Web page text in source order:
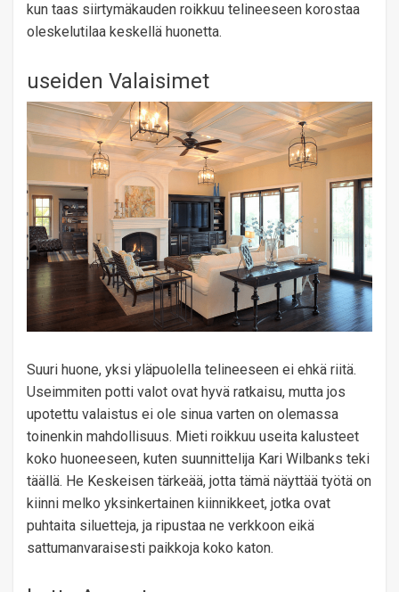
kun taas siirtymäkauden roikkuu telineeseen korostaa
oleskelutilaa keskellä huonetta.
useiden Valaisimet
Suuri huone, yksi yläpuolella telineeseen ei ehkä riitä.
Useimmiten potti valot ovat hyvä ratkaisu, mutta jos
upotettu valaistus ei ole sinua varten on olemassa
toinenkin mahdollisuus. Mieti roikkuu useita kalusteet
koko huoneeseen, kuten suunnittelija Kari Wilbanks teki
täällä. He Keskeisen tärkeää, jotta tämä näyttää työtä on
kiinni melko yksinkertainen kiinnikkeet, jotka ovat
puhtaita siluetteja, ja ripustaa ne verkkoon eikä
sattumanvaraisesti paikkoja koko katon.